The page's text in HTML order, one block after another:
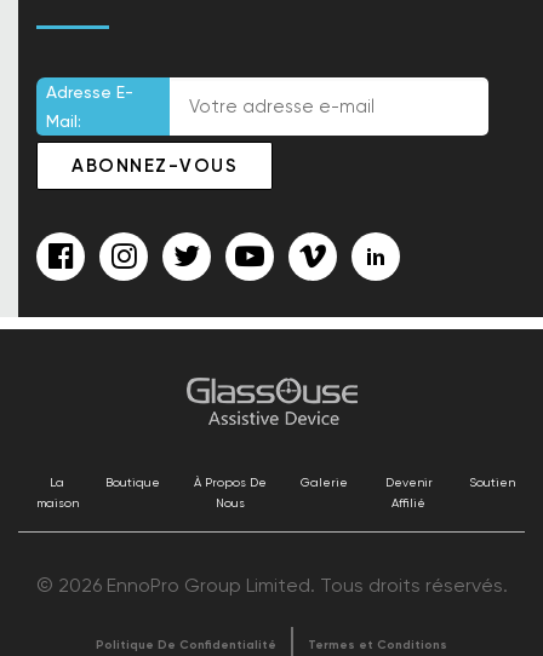
Adresse E-
Mail:
La
maison
Boutique
À Propos De
Nous
Galerie
Devenir
Affilié
Soutien
© 2026 EnnoPro Group Limited. Tous droits réservés.
Politique De Confidentialité Termes et Conditions